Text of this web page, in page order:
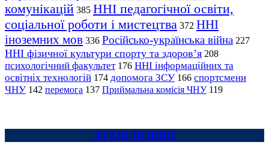
комунікацій 385 ННІ педагогічної освіти,
соціальної роботи і мистецтва 372 ННІ
іноземних мов 336 Російсько-українська війна 227
ННІ фізичної культури спорту та здоров’я 208
психологічний факультет 176 ННІ інформаційних та
освітніх технологій 174 допомога ЗСУ 166 спортсмени
ЧНУ 142 перемога 137 Приймальна комісія ЧНУ 119
АРХІВ НОВИН